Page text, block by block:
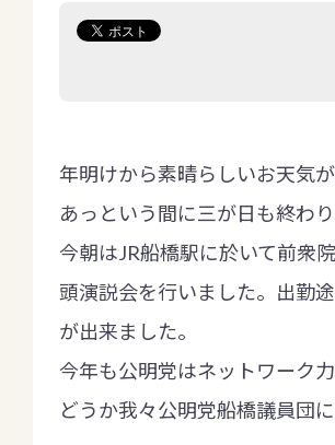
年明けから素晴らしいお天気
あっという間に三が日も終わ
今朝はJR船橋駅に於いて前衆
頭演説会を行いました。出勤
が出来ました。
今年も公明党はネットワーク
どうか我々公明党船橋議員団